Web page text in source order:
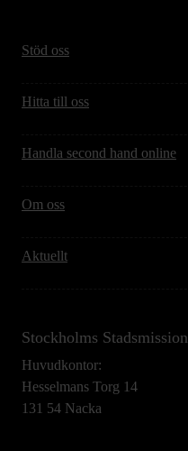
Stöd oss
Hitta till oss
Handla second hand online
Om oss
Aktuellt
Stockholms Stadsmission
Huvudkontor:
Hesselmans Torg 14
131 54 Nacka